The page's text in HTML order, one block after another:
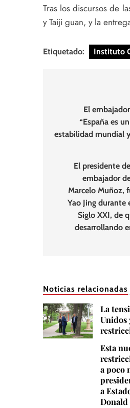
Tras los discursos de
y Taiji guan, y la
Etiquetado: Instituto
entradas
El
“España es
estabilidad mundial
El presidente
embajador
Marcelo Muñoz,
Yao Jing
Siglo XXI, de
desarrollando
Noticias relacionadas
La
Unidos
Esta
a poco
a